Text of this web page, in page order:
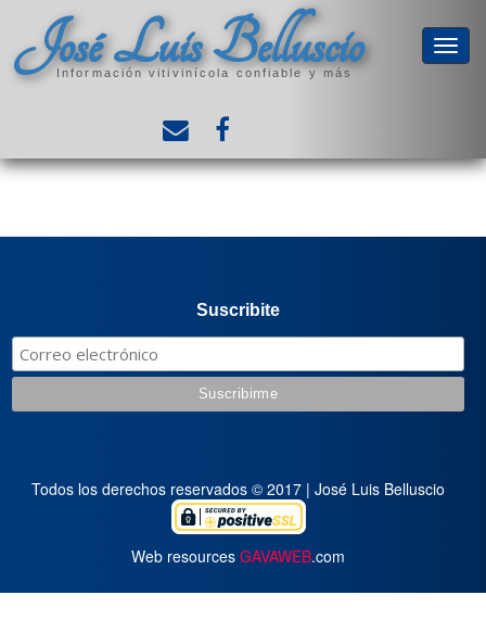
José Luis Belluscio
Información vitivinícola confiable y más
Suscribite
Todos los derechos reservados © 2017 | José Luis Belluscio
Web resources GAVAWEB.com